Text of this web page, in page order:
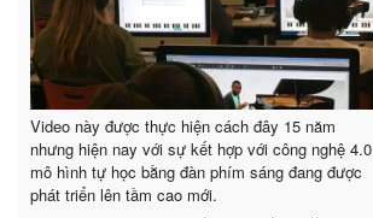
Video này được thực hiện cách đây 15 năm
nhưng hiện nay với sự kết hợp với công nghệ 4.0
mô hình tự học bằng đàn phím sáng đang được
phát triển lên tầm cao mới.